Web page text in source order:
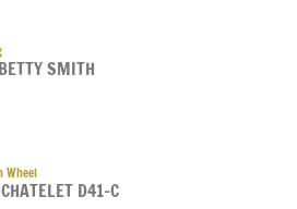
SMITH
Wheel
D41-C